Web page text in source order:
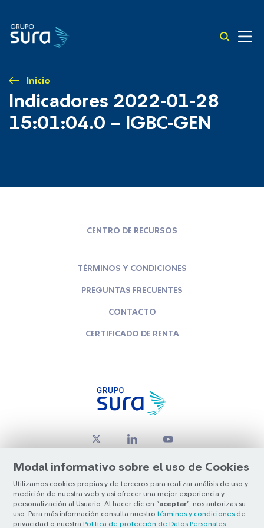
Inicio
Indicadores 2022-01-28
15:01:04.0 – IGBC-GEN
Modal informativo sobre el uso de Cookies
Utilizamos cookies propias y de terceros para realizar análisis de uso y
medición de nuestra web y así ofrecer una mejor experiencia y
personalización al Usuario. Al hacer clic en “aceptar”, nos autorizas su
uso. Para más información consulta nuestro términos y condiciones de
privacidad o nuestra Política de protección de Datos Personales
CENTRO DE RECURSOS
TÉRMINOS Y CONDICIONES
PREGUNTAS FRECUENTES
CONTACTO
CERTIFICADO DE RENTA
© Copyright Grupo SURA 2026